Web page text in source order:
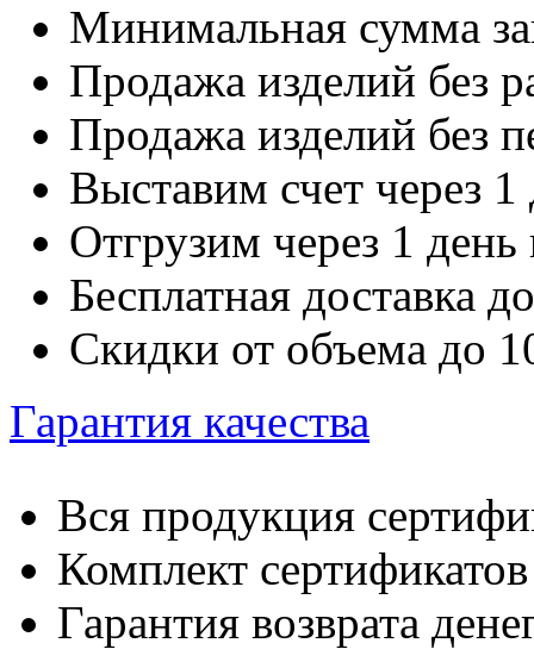
Минимальная сумма
Продажа изделий без
Продажа изделий без
Выставим счет через 1
Отгрузим через 1
Бесплатная доставка
Скидки от объема до
Гарантия качества
Вся продукция
Комплект
Гарантия возврата